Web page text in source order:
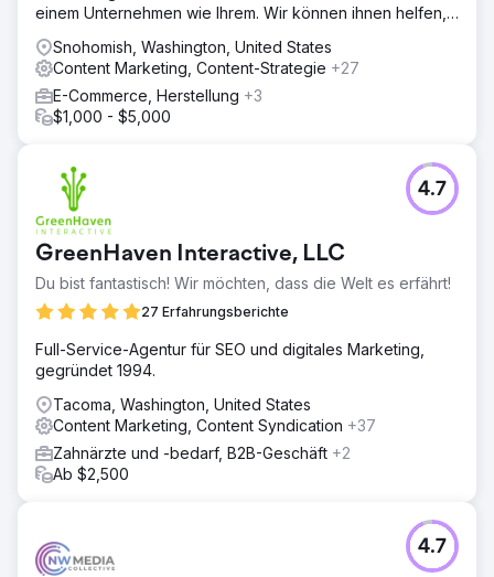
einem Unternehmen wie Ihrem. Wir können ihnen helfen,
Snohomish, Washington, United States
Content Marketing, Content-Strategie +27
E-Commerce, Herstellung +3
$1,000 - $5,000
GreenHaven Interactive, LLC
Du bist fantastisch! Wir möchten, dass die Welt es erfährt!
27 Erfahrungsberichte
4.7
Full-Service-Agentur für SEO und digitales Marketing,
gegründet 1994.
Tacoma, Washington, United States
Content Marketing, Content Syndication +37
Zahnärzte und -bedarf, B2B-Geschäft +2
Ab $2,500
4.7